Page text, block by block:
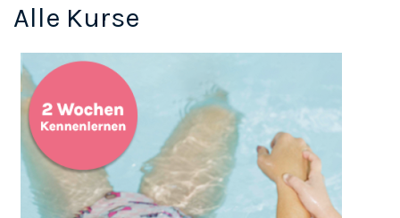
Alle Kurse